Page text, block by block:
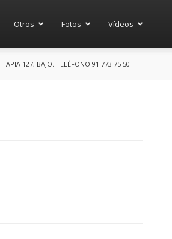
Otros Fotos Vídeos
127, BAJO. TELÉFONO 91 773 75 50